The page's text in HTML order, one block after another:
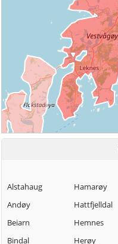
Alstahaug
Andøy
Beiarn
Bindal
Hamarøy
Hattfjelldal
Hemnes
Herøy